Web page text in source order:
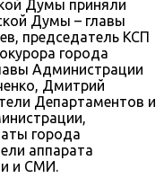
Думы приняли
Думы – главы
председатель КСП
города
Администрации
Дмитрий
Департаментов и
города
аппарата
и СМИ.